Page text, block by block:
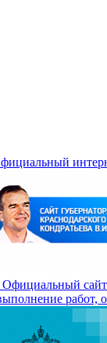
Официальный сайт
работ,